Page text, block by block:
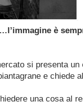
è
si presenta un
e chiede
una cosa al